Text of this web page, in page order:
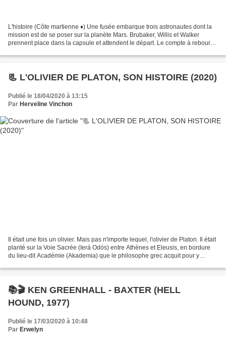
L'histoire (Côte martienne ♦) Une fusée embarque trois astronautes dont la
mission est de se poser sur la planète Mars. Brubaker, Willis et Walker
prennent place dans la capsule et attendent le départ. Le compte à rebours
📃 L'OLIVIER DE PLATON, SON HISTOIRE (2020)
Publié le 18/04/2020 à 13:15
Par Herveline Vinchon
Il était une fois un olivier. Mais pas n'importe lequel, l'olivier de Platon. Il était
planté sur la Voie Sacrée (Ierá Odós) entre Athènes et Eleusis, en bordure
du lieu-dit Académie (Akademia) que le philosophe grec acquit pour y
📚🎬 KEN GREENHALL - BAXTER (HELL
HOUND, 1977)
Publié le 17/03/2020 à 10:48
Par Erwelyn